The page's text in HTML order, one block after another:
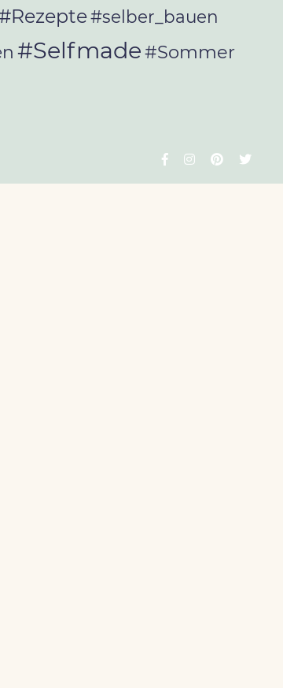
#selber_bauen
#Selfmade#Sommer